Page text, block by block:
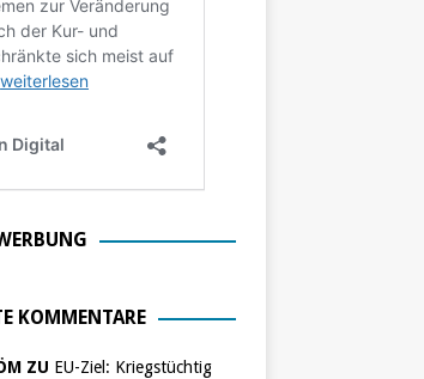
KOMMENTARE
ZU EU-Ziel: Kriegstüchtig